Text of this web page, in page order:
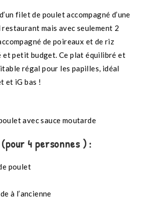
filet de poulet accompagné d’une
mais avec seulement 2
de poireaux et de riz
et petit budget. Ce plat équilibré et
régal pour les papilles, idéal
et iG bas !
4 personnes ) :
poulet
à l’ancienne